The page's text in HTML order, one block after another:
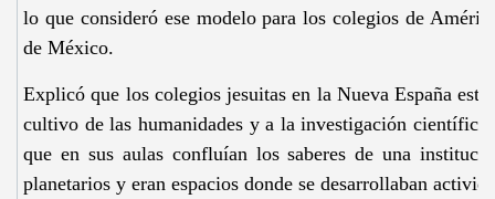
lo que consideró ese modelo para los colegios de
de México.
Explicó que los colegios jesuitas en la Nueva España
cultivo de las humanidades y a la investigación
que en sus aulas confluían los saberes de una
planetarios y eran espacios donde se desarrollaban